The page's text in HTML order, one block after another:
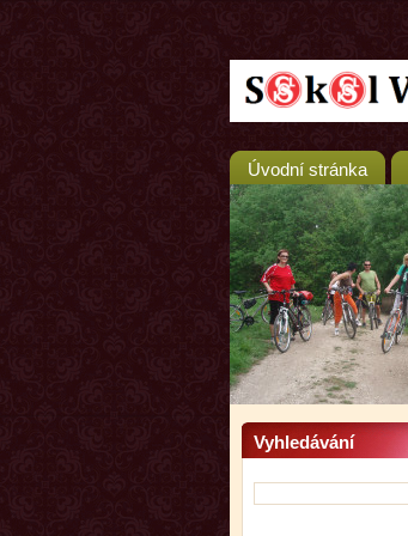
Úvodní stránka
Vyhledávání